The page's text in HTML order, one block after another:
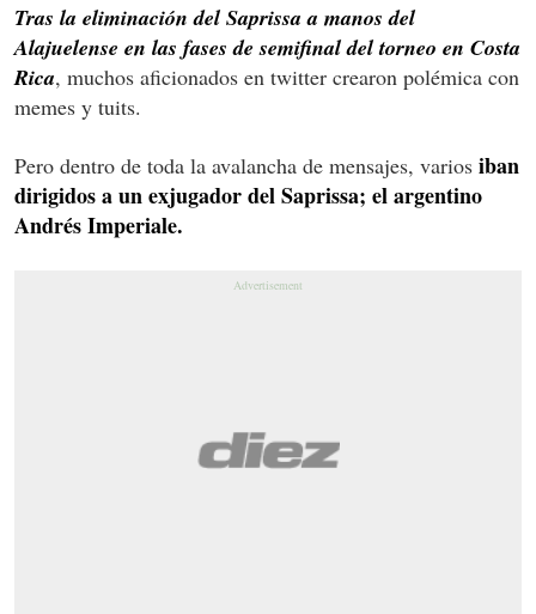
Tras la eliminación del Saprissa a manos del
Alajuelense en las fases de semifinal del torneo en Costa
Rica, muchos aficionados en twitter crearon polémica con
memes y tuits.
Pero dentro de toda la avalancha de mensajes, varios iban
dirigidos a un exjugador del Saprissa; el argentino
Andrés Imperiale.